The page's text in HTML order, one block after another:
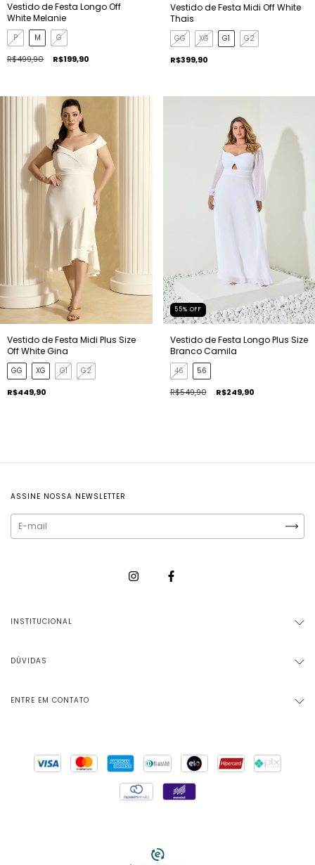
Vestido de Festa Longo Off
White Melanie
P M G
R$499,90 R$199,90
Vestido de Festa Midi Off White
Thais
GG XG G1 G2
R$399,90
Vestido de Festa Midi Plus Size
Off White Gina
GG XG G1 G2
R$449,90
55% OFF
Vestido de Festa Longo Plus Size
Branco Camila
46 56
R$549,90 R$249,90
ASSINE NOSSA NEWSLETTER
INSTITUCIONAL
DÚVIDAS
ENTRE EM CONTATO